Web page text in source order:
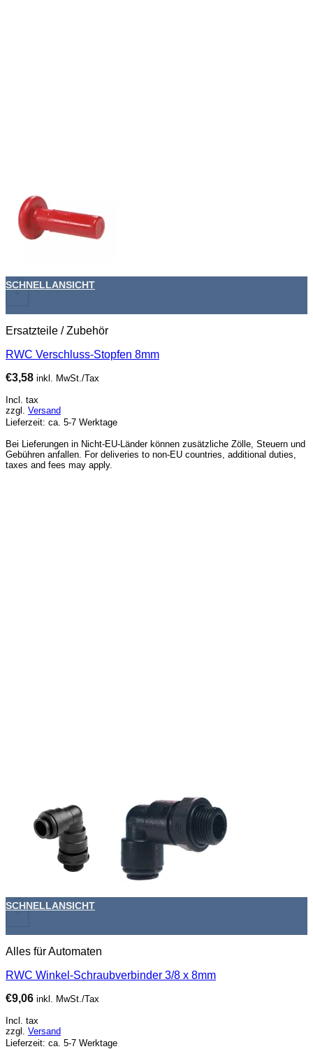
+
SCHNELLANSICHT
Ersatzteile / Zubehör
RWC Verschluss-Stopfen 8mm
€3,58 inkl. MwSt./Tax
Incl. tax
zzgl. Versand
Lieferzeit: ca. 5-7 Werktage
Bei Lieferungen in Nicht-EU-Länder können zusätzliche Zölle, Steuern und
Gebühren anfallen. For deliveries to non-EU countries, additional duties,
taxes and fees may apply.
+
SCHNELLANSICHT
Alles für Automaten
RWC Winkel-Schraubverbinder 3/8 x 8mm
€9,06 inkl. MwSt./Tax
Incl. tax
zzgl. Versand
Lieferzeit: ca. 5-7 Werktage